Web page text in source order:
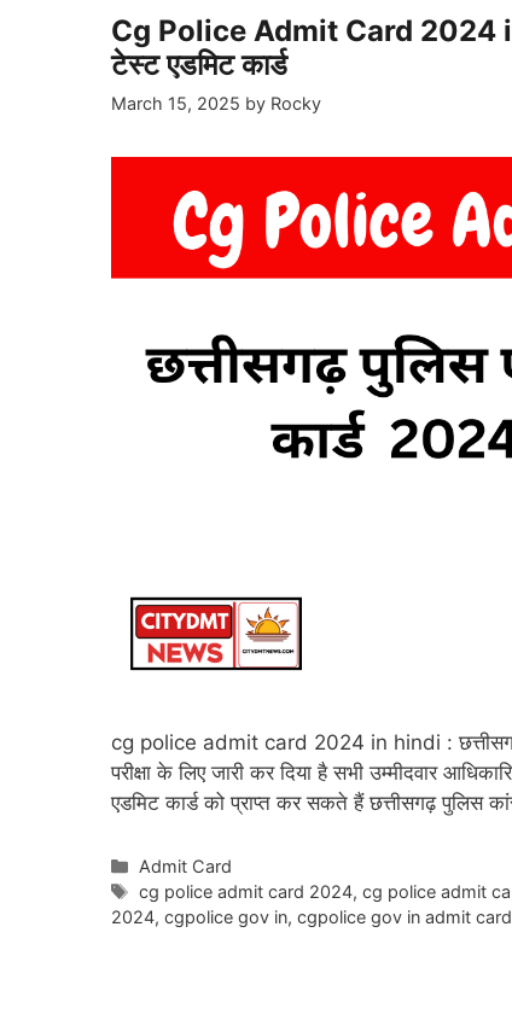
Cg Police Admit Card 2024
टेस्ट एडमिट कार्ड
March 15, 2025 by Rocky
cg police admit card 2024 in hindi :
परीक्षा के लिए जारी कर दिया है सभी उम्मीदवार
एडमिट कार्ड को प्राप्त कर सकते हैं छत्तीसगढ़ पुलिस
Categories
Admit Card
Tags
cg police admit card 2024,cg police admit
2024, cgpolice gov in, cgpolice gov in admit card